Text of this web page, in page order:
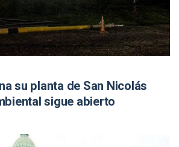
su planta de San Nicolás
sigue abierto